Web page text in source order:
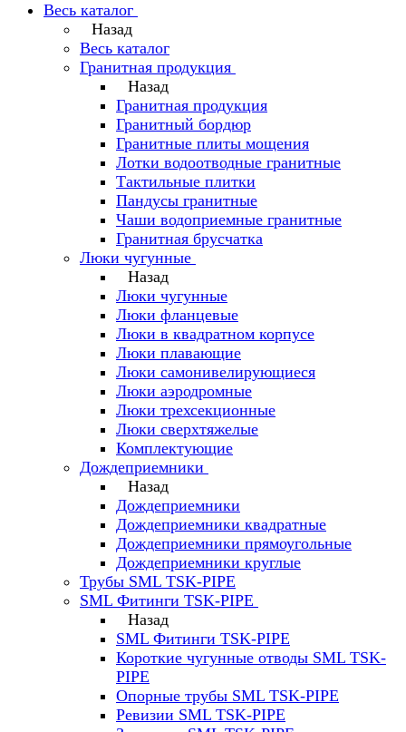
Весь каталог
Назад
Весь каталог
Гранитная продукция
Назад
Гранитная продукция
Гранитный бордюр
Гранитные плиты мощения
Лотки водоотводные гранитные
Тактильные плитки
Пандусы гранитные
Чаши водоприемные гранитные
Гранитная брусчатка
Люки чугунные
Назад
Люки чугунные
Люки фланцевые
Люки в квадратном корпусе
Люки плавающие
Люки самонивелирующиеся
Люки аэродромные
Люки трехсекционные
Люки сверхтяжелые
Комплектующие
Дождеприемники
Назад
Дождеприемники
Дождеприемники квадратные
Дождеприемники прямоугольные
Дождеприемники круглые
Трубы SML TSK-PIPE
SML Фитинги TSK-PIPE
Назад
SML Фитинги TSK-PIPE
Короткие чугунные отводы SML TSK-
PIPE
Опорные трубы SML TSK-PIPE
Ревизии SML TSK-PIPE